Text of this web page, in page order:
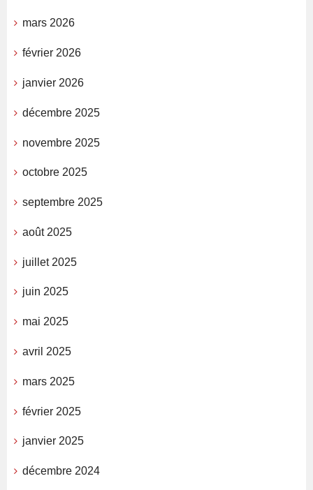
mars 2026
février 2026
janvier 2026
décembre 2025
novembre 2025
octobre 2025
septembre 2025
août 2025
juillet 2025
juin 2025
mai 2025
avril 2025
mars 2025
février 2025
janvier 2025
décembre 2024